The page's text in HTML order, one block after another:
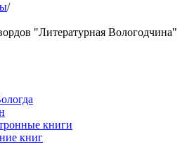
/
"Литературная Вологодчина"
книги
книг